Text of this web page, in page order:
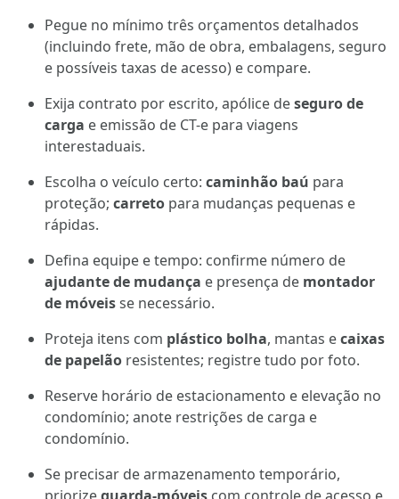
Pegue no mínimo três orçamentos detalhados
(incluindo frete, mão de obra, embalagens, seguro
e possíveis taxas de acesso) e compare.
Exija contrato por escrito, apólice deseguro de
carga e emissão de CT-e para viagens
interestaduais.
Escolha o veículo certo: caminhão baú para
proteção; carreto para mudanças pequenas e
rápidas.
Defina equipe e tempo: confirme número de
ajudante de mudança e presença de montador
de móveisse necessário.
Proteja itens com plástico bolha, mantas ecaixas
de papelão resistentes; registre tudo por foto.
Reserve horário de estacionamento e elevação no
condomínio; anote restrições de carga e
condomínio.
Se precisar de armazenamento temporário,